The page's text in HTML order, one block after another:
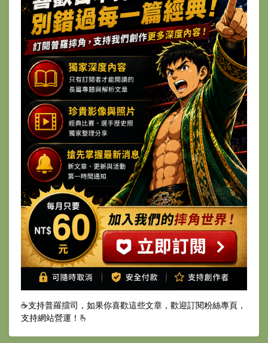
☕️支持普羅擂司，如果你喜歡這些文章，歡迎訂閱粉絲專頁，
支持網站營運！🫰